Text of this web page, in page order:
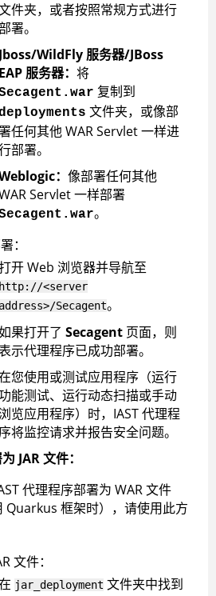
件夹，或者按照常规方式进行
署。
Jboss/WildFly 服务器/JBoss
EAP 服务器： 将
复制到
文件夹，或像部
任何其他 WAR Servlet 一样进
部署。
： 像部署任何其他
Servlet 一样部署
。
：
开 Web 浏览器并导航至
http://<server
address>/Secagent。
果打开了 Secagent 页面，则
示代理程序已成功部署。
您使用或测试应用程序（运行
能测试、运行动态扫描或手动
浏览应用程序）时，IAST 代理程
序将监控请求并报告安全问题。
JAR 文件：
代理程序部署为 WAR 文件
Quarkus 框架时），请使用此方
文件：
jar_deployment 文件夹中找到